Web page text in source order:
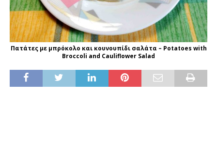
Πατάτες με μπρόκολο και κουνουπίδι σαλάτα – Potatoes with
Broccoli and Cauliflower Salad